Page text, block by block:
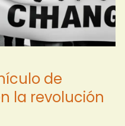
de
la revolución